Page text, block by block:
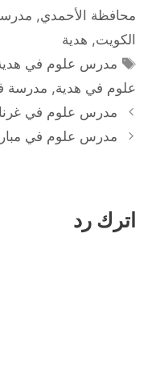
محافظة الأحمدي,
الكويت, هدية
الوسوم
مدرس علوم في
علوم في هدية, مدرسة
مدرس علوم في
مدرس علوم في
اترك رد